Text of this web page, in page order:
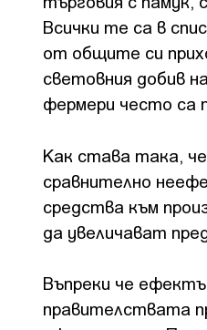
Всички те са в
от общите си
световния добив
фермери често са
Как става така,
сравнително
средства към
да увеличават
Въпреки че
правителствата